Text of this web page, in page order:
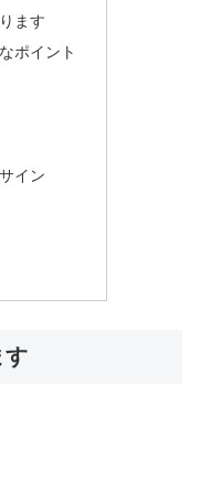
ます
ポイント
イン
す